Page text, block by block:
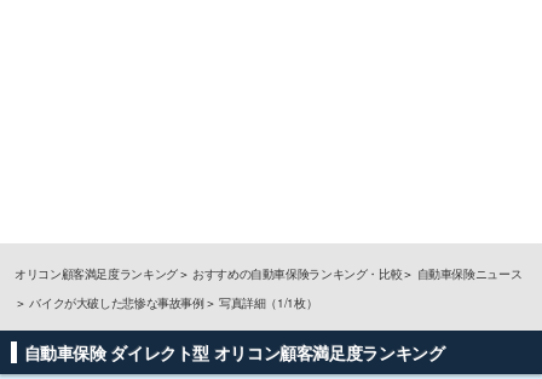
オリコン顧客満足度ランキング おすすめの自動車保険ランキング・比較
自動車保険ニュース
バイクが大破した悲惨な事故事例
写真詳細（1/1枚）
自動車保険 ダイレクト型 オリコン顧客満足度ランキング